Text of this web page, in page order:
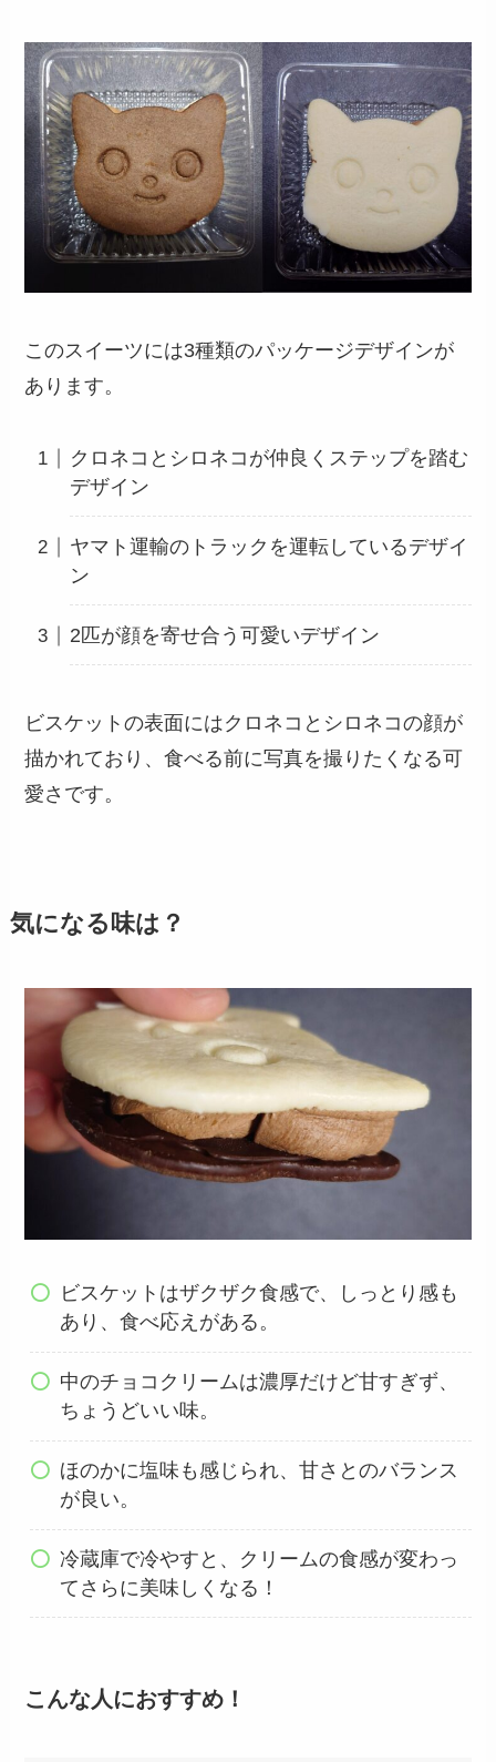
このスイーツには3種類のパッケージデザインが
あります。
クロネコとシロネコが仲良くステップを踏む
デザイン
ヤマト運輸のトラックを運転しているデザイ
ン
2匹が顔を寄せ合う可愛いデザイン
ビスケットの表面にはクロネコとシロネコの顔が
描かれており、食べる前に写真を撮りたくなる可
愛さです。
気になる味は？
ビスケットはザクザク食感で、しっとり感も
あり、食べ応えがある。
中のチョコクリームは濃厚だけど甘すぎず、
ちょうどいい味。
ほのかに塩味も感じられ、甘さとのバランス
が良い。
冷蔵庫で冷やすと、クリームの食感が変わっ
てさらに美味しくなる！
こんな人におすすめ！